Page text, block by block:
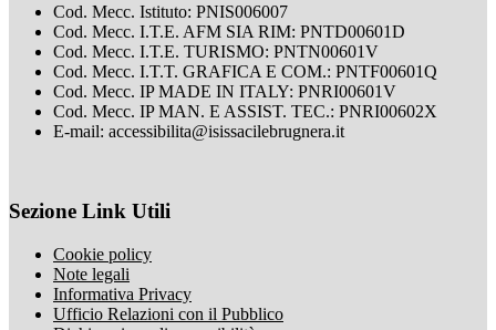
Cod. Mecc. Istituto: PNIS006007
Cod. Mecc. I.T.E. AFM SIA RIM: PNTD00601D
Cod. Mecc. I.T.E. TURISMO: PNTN00601V
Cod. Mecc. I.T.T. GRAFICA E COM.: PNTF00601Q
Cod. Mecc. IP MADE IN ITALY: PNRI00601V
Cod. Mecc. IP MAN. E ASSIST. TEC.: PNRI00602X
E-mail: accessibilita@isissacilebrugnera.it
Sezione Link Utili
Cookie policy
Note legali
Informativa Privacy
Ufficio Relazioni con il Pubblico